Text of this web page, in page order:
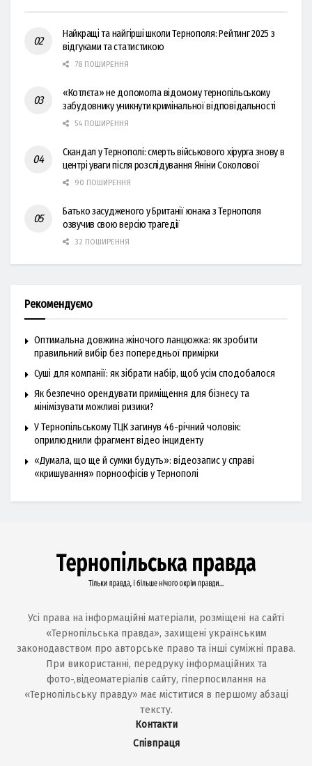
Найкращі та найгірші школи Тернополя: Рейтинг 2025 з
відгуками та статистикою
78 ПОШИРЕННЯ
«Котлєта» не допомогла відомому тернопільському
забудовнику уникнути кримінальної відповідальності
54 ПОШИРЕННЯ
Скандал у Тернополі: смерть військового хірурга знову в
центрі уваги після розслідування Яніни Соколової
90 ПОШИРЕННЯ
Батько засудженого у Британії юнака з Тернополя
озвучив свою версію трагедії
32 ПОШИРЕННЯ
Рекомендуємо
Оптимальна довжина жіночого ланцюжка: як зробити
правильний вибір без попередньої примірки
Суші для компанії: як зібрати набір, щоб усім сподобалося
Як безпечно орендувати приміщення для бізнесу та
мінімізувати можливі ризики?
У Тернопільському ТЦК загинув 46-річний чоловік:
оприлюднили фрагмент відео інциденту
«Думала, що ще й сумки будуть»: відеозапис у справі
«кришування» порноофісів у Тернополі
Усі права на інформаційні матеріали, розміщені на сайті
«Тернопільська правда», захищені українським
законодавством про авторське право та інші суміжні права.
При використанні, передруку інформаційних та
фото-,відеоматеріалів сайту, гіперпосилання на
«Тернопільську правду» має міститися в першому абзаці
тексту.
Контакти
Співпраця